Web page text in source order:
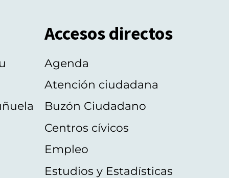
Accesos directos
Agenda
Atención ciudadana
Buzón Ciudadano
Centros cívicos
Empleo
Estudios y Estadísticas